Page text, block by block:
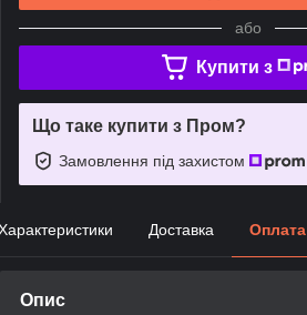
або
Купити з
Що таке купити з Пром?
Замовлення під захистом
Доставка Оплата
Опис